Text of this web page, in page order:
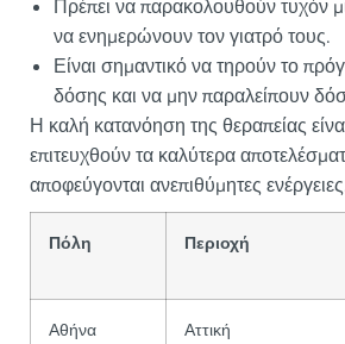
Πρέπει να παρακολουθούν τυχόν
να ενημερώνουν τον γιατρό τους.
Είναι σημαντικό να τηρούν το
δόσης και να μην παραλείπουν
Η καλή κατανόηση της θεραπείας
επιτευχθούν τα καλύτερα
αποφεύγονται ανεπιθύμητες
Πόλη Περιοχή
Αθήνα Αττική